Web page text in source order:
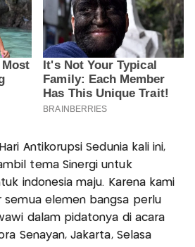
Antikorupsi Sedunia kali ini,
tema Sinergi untuk
indonesia maju. Karena kami
semua elemen bangsa perlu
dalam pidatonya di acara
Senayan, Jakarta, Selasa